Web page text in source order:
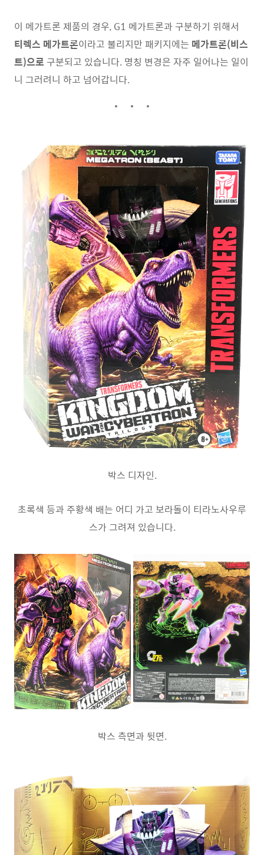
이 메가트론 제품의 경우, G1 메가트론과 구분하기 위해서
티렉스 메가트론이라고 불리지만 패키지에는 메가트론(비스
트)으로 구분되고 있습니다. 명칭 변경은 자주 일어나는 일이
니 그러려니 하고 넘어갑니다.
박스 디자인.
초록색 등과 주황색 배는 어디 가고 보라돌이 티라노사우루
스가 그려져 있습니다.
박스 측면과 뒷면.